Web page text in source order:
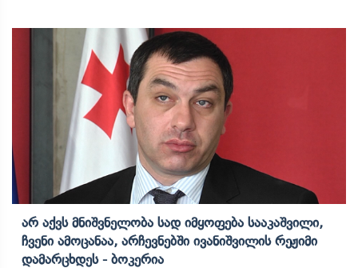
Არ Აქვს Მნიშვნელობა Სად Იმყოფება Სააკაშვილი,
Ჩვენი Ამოცანაა, Არჩევნებში Ივანიშვილის Რეჟიმი
Დამარცხდეს - Ბოკერია